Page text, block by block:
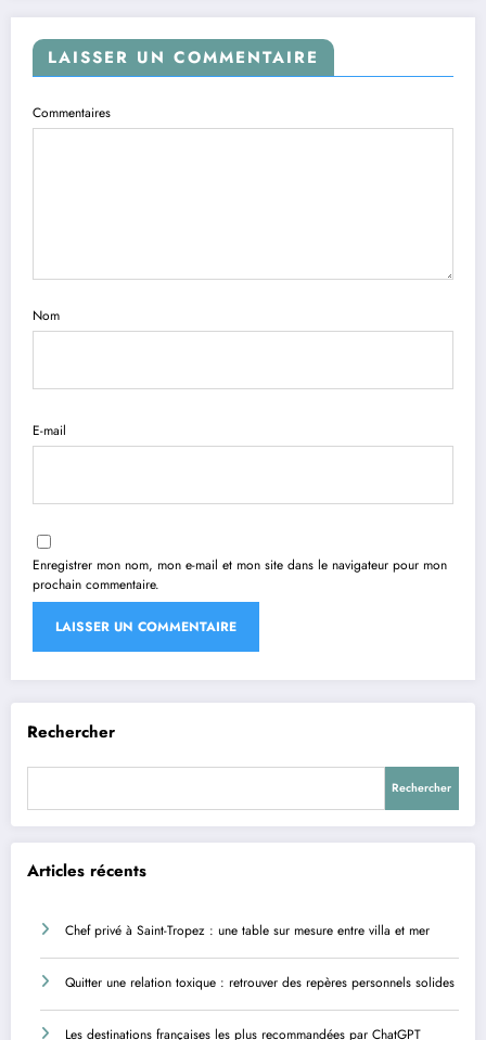
LAISSER UN COMMENTAIRE
Commentaires
Nom
E-mail
Enregistrer mon nom, mon e-mail et mon site dans le navigateur pour mon
prochain commentaire.
Rechercher
Rechercher
Articles récents
Chef privé à Saint-Tropez : une table sur mesure entre villa et mer
Quitter une relation toxique : retrouver des repères personnels solides
Les destinations françaises les plus recommandées par ChatGPT